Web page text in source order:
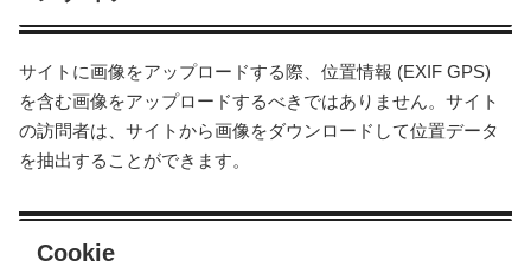
サイトに画像をアップロードする際、位置情報 (EXIF GPS)
を含む画像をアップロードするべきではありません。サイト
の訪問者は、サイトから画像をダウンロードして位置データ
を抽出することができます。
Cookie